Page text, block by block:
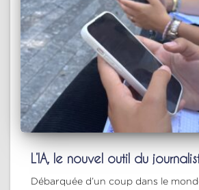
L’IA, le nouvel outil du
Débarquée d’un coup dans le